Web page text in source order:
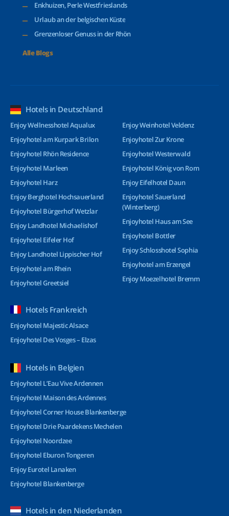
Enkhuizen, Perle Westfrieslands
Urlaub an der belgischen Küste
Grenzenloser Genuss in der Rhön
Alle Blogs
Hotels in Deutschland
Enjoy Wellnesshotel Aqualux
Enjoyhotel am Kurpark Brilon
Enjoyhotel Rhön Residence
Enjoyhotel Marleen
Enjoyhotel Harz
Enjoy Berghotel Hochsauerland
Enjoyhotel Bürgerhof Wetzlar
Enjoy Landhotel Michaelishof
Enjoyhotel Eifeler Hof
Enjoy Landhotel Lippischer Hof
Enjoyhotel am Rhein
Enjoyhotel Greetsiel
Enjoy Weinhotel Veldenz
Enjoyhotel Zur Krone
Enjoyhotel Westerwald
Enjoyhotel König von Rom
Enjoy Eifelhotel Daun
Enjoyhotel Sauerland
(Winterberg)
Enjoyhotel Haus am See
Enjoyhotel Bottler
Enjoy Schlosshotel Sophia
Enjoyhotel am Erzengel
Enjoy Moezelhotel Bremm
Hotels Frankreich
Enjoyhotel Majestic Alsace
Enjoyhotel Des Vosges – Elzas
Hotels in Belgien
Enjoyhotel L’Eau Vive Ardennen
Enjoyhotel Maison des Ardennes
Enjoyhotel Corner House Blankenberge
Enjoyhotel Drie Paardekens Mechelen
Enjoyhotel Noordzee
Enjoyhotel Eburon Tongeren
Enjoy Eurotel Lanaken
Enjoyhotel Blankenberge
Hotels in den Niederlanden